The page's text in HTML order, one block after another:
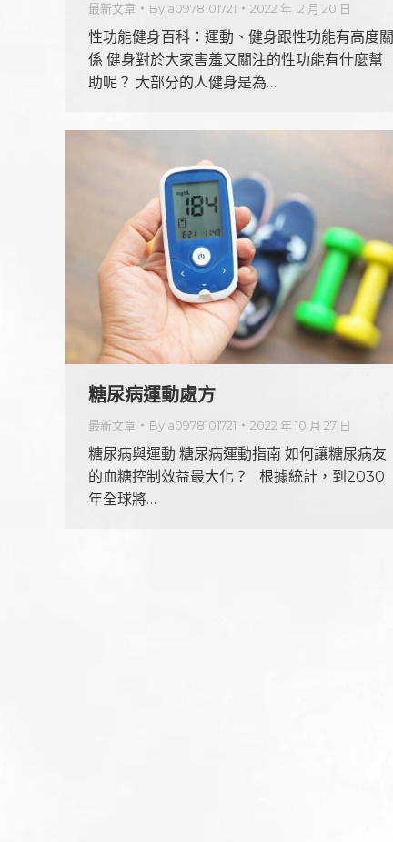
最新文章 By a0978101721 2022 年 12 月 20 日
性功能健身百科：運動、健身跟性功能有高度關
係 健身對於大家害羞又關注的性功能有什麼幫
助呢？ 大部分的人健身是為…
糖尿病運動處方
最新文章 By a0978101721 2022 年 10 月 27 日
糖尿病與運動 糖尿病運動指南 如何讓糖尿病友
的血糖控制效益最大化？ 根據統計，到2030
年全球將…